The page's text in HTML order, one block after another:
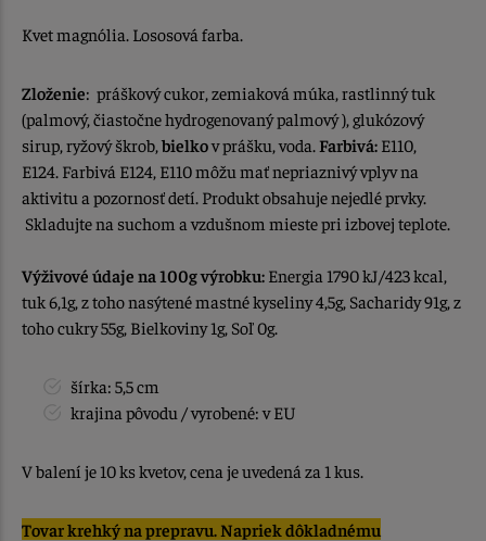
Kvet magnólia. Lososová farba.
Zloženie: práškový cukor, zemiaková múka, rastlinný tuk
(palmový, čiastočne hydrogenovaný palmový ), glukózový
sirup, ryžový škrob, bielkov prášku, voda. Farbivá: E110,
E124. Farbivá E124, E110 môžu mať nepriaznivý vplyv na
aktivitu a pozornosť detí. Produkt obsahuje nejedlé prvky.
Skladujte na suchom a vzdušnom mieste pri izbovej teplote.
Výživové údaje na 100g výrobku: Energia 1790 kJ/423 kcal,
tuk 6,1g, z toho nasýtené mastné kyseliny 4,5g, Sacharidy 91g, z
toho cukry 55g, Bielkoviny 1g, Soľ 0g.
šírka: 5,5 cm
krajina pôvodu / vyrobené: v EU
V balení je 10 ks kvetov, cena je uvedená za 1 kus.
Tovar krehký na prepravu. Napriek dôkladnému